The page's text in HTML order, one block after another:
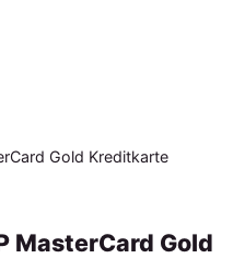
Gold Kreditkarte
MasterCard Gold